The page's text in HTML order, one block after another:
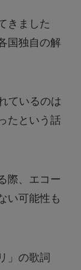
きました
国独自の解
ているのは
たという話
際、エコー
い可能性も
」の歌詞